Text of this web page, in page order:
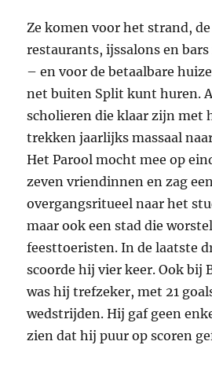
Ze komen voor het strand,
restaurants, ijssalons en
– en voor de betaalbare
net buiten Split kunt huren.
scholieren die klaar zijn met
trekken jaarlijks massaal
Het Parool mocht mee op
zeven vriendinnen en zag
overgangsritueel naar het
maar ook een stad die
feesttoeristen. In de laatste
scoorde hij vier keer. Ook bij
was hij trefzeker, met 21
wedstrijden. Hij gaf geen
zien dat hij puur op scoren